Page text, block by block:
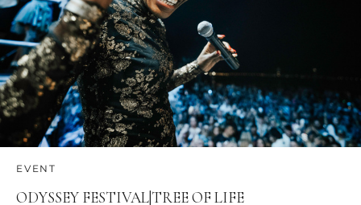
EVENT
ODYSSEY FESTIVAL|TREE OF LIFE